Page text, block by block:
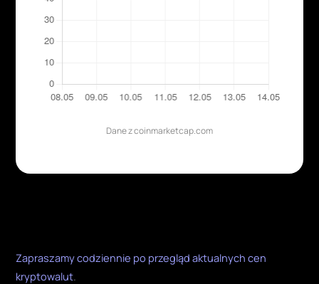
Dane z coinmarketcap.com
Zapraszamy codziennie po przegląd aktualnych cen
kryptowalut.